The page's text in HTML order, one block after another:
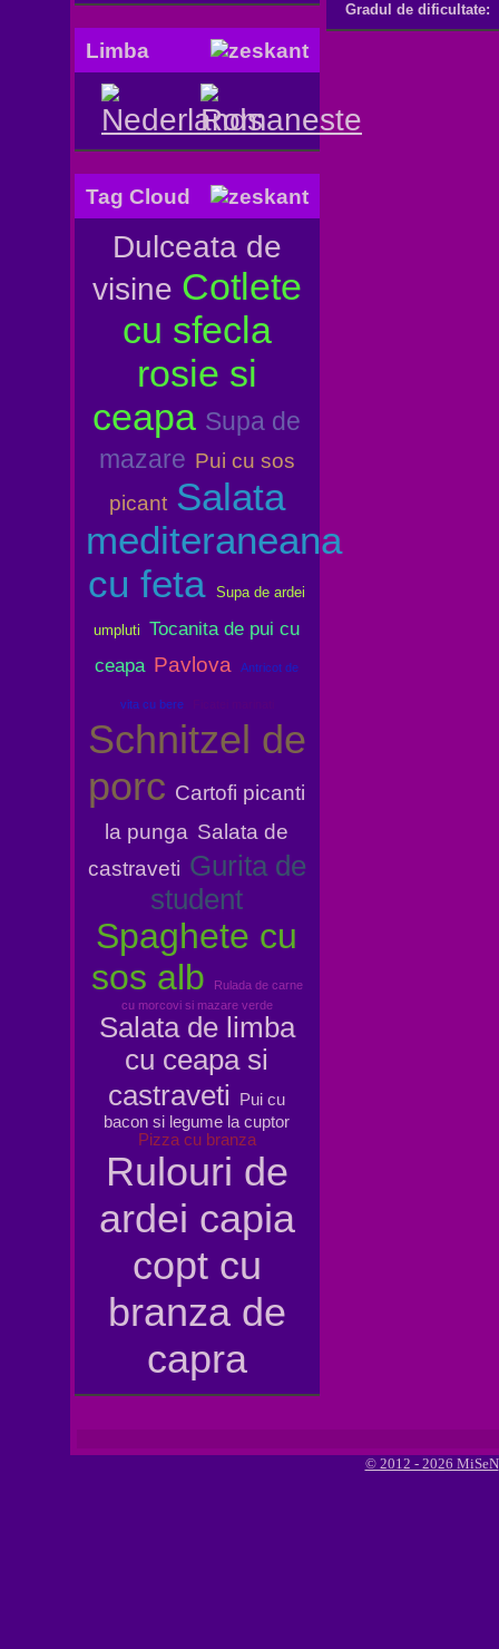
Limba
Tag Cloud
Dulceata de
visine Cotlete
cu sfecla
rosie si
ceapa Supa de
mazare Pui cu sos
picant Salata
mediteraneana
cu feta Supa de ardei
umpluti Tocanita de pui cu
ceapa Pavlova Antricot de
vita cu bere
Schnitzel de
porc Cartofi picanti
la punga Salata de
castraveti Gurita de
student
Spaghete cu
sos alb
Rulada de carne
cu morcovi si mazare verde
Salata de limba
cu ceapa si
castraveti
Pui cu
bacon si legume la cuptor
Pizza cu branza
Rulouri de
ardei capia
copt cu
branza de
capra
Gradul de dificultate:
© 2012 - 2026 MiSeN